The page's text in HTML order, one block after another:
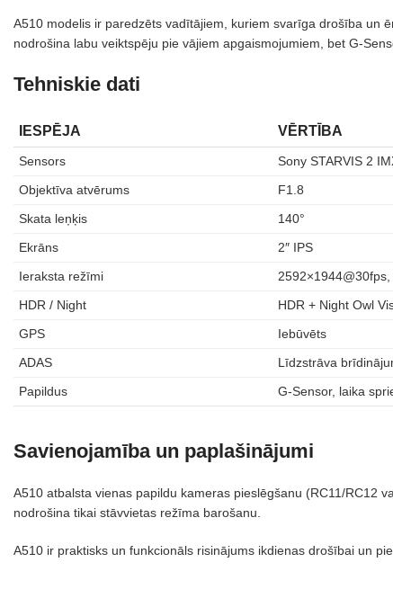
A510 modelis ir paredzēts vadītājiem, kuriem svarīga drošība un
nodrošina labu veiktspēju pie vājiem apgaismojumiem, bet
Tehniskie dati
IESPĒJA VĒRTĪBA
Sensors
Sony STARVIS 2
Objektīva atvērums
F1.8
Skata leņķis
140°
Ekrāns
2″ IPS
Ieraksta režīmi
HDR / Night
HDR + Night Owl
GPS
Iebūvēts
ADAS
Līdzstrāva
Papildus
G-Sensor, laika
Savienojamība un paplašinājumi
A510 atbalsta vienas papildu kameras pieslēgšanu (RC11/RC12
nodrošina tikai stāvvietas režīma barošanu.
A510 ir praktisks un funkcionāls risinājums ikdienas drošībai un